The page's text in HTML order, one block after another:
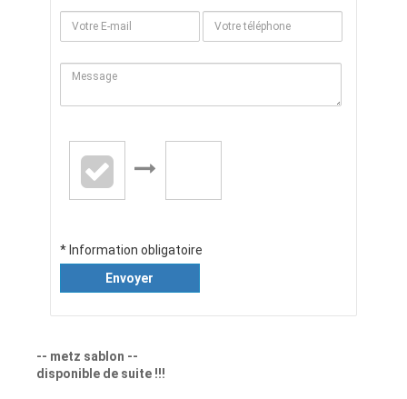
* Information obligatoire
Envoyer
-- metz sablon --
disponible de suite !!!